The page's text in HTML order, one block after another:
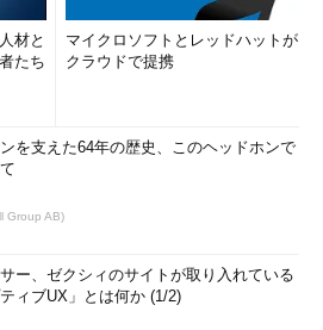
材と
たち
マイクロソフトとレッドハットが
クラウドで提携
を支えた64年の歴史、このヘッドホンで
Group AB)
ー、ゼクシィのサイトが取り入れている
ティブUX」とは何か (1/2)